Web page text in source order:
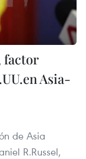
factor
Asia-
de Asia
R.Russel,